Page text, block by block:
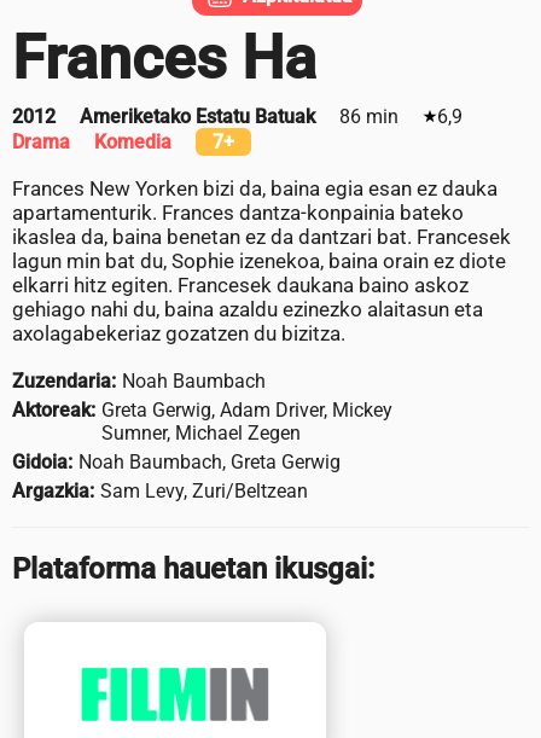
Frances Ha
2012 Ameriketako Estatu Batuak 86 min
6,9
Drama
Komedia 7+
Frances New Yorken bizi da, baina egia esan ez dauka
apartamenturik. Frances dantza-konpainia bateko
ikaslea da, baina benetan ez da dantzari bat. Francesek
lagun min bat du, Sophie izenekoa, baina orain ez diote
elkarri hitz egiten. Francesek daukana baino askoz
gehiago nahi du, baina azaldu ezinezko alaitasun eta
axolagabekeriaz gozatzen du bizitza.
Zuzendaria: Noah Baumbach
Aktoreak: Greta Gerwig, Adam Driver, Mickey
Sumner, Michael Zegen
Gidoia: Noah Baumbach, Greta Gerwig
Argazkia: Sam Levy, Zuri/Beltzean
Plataforma hauetan ikusgai: